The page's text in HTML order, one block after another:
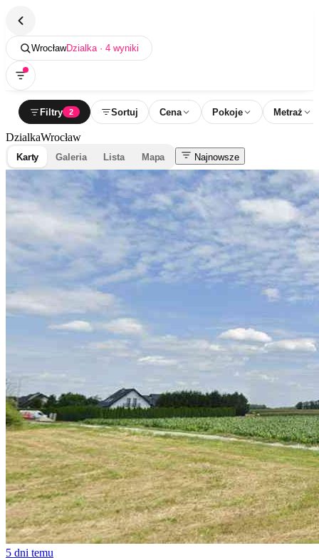
WrocławDzialka · 4 wyniki
Filtry 2 Sortuj Cena Pokoje Metraż
DzialkaWrocław
Karty Galeria Lista Mapa Najnowsze
5 dni temu